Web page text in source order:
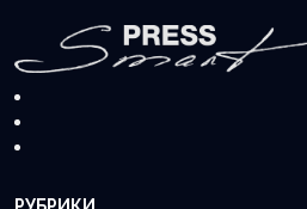
РУБРИКИ